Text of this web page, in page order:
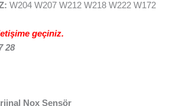
W204 W207 W212 W218 W222 W172
geçiniz.
28
Nox Sensör